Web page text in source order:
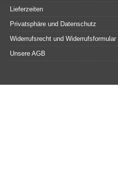
Lieferzeiten
Privatsphäre und Datenschutz
Widerrufsrecht und Widerrufsformular
Unsere AGB